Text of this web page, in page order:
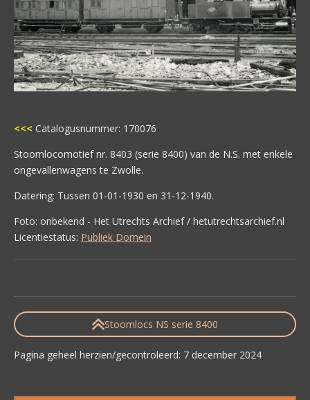
<<< Catalogusnummer: 170076
Stoomlocomotief nr. 8403 (serie 8400) van de N.S. met enkele
ongevallenwagens te Zwolle.
Datering: Tussen 01-01-1930 en 31-12-1940.
Foto: onbekend - Het Utrechts Archief / hetutrechtsarchief.nl
Licentiestatus: Publiek Domein
Stoomlocs NS serie 8400
Pagina geheel herzien/gecontroleerd: 7 december 2024